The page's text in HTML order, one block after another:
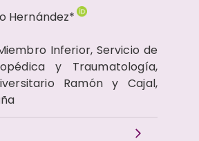
Hernández*
Inferior, Servicio de
y Traumatología,
Ramón y Cajal,